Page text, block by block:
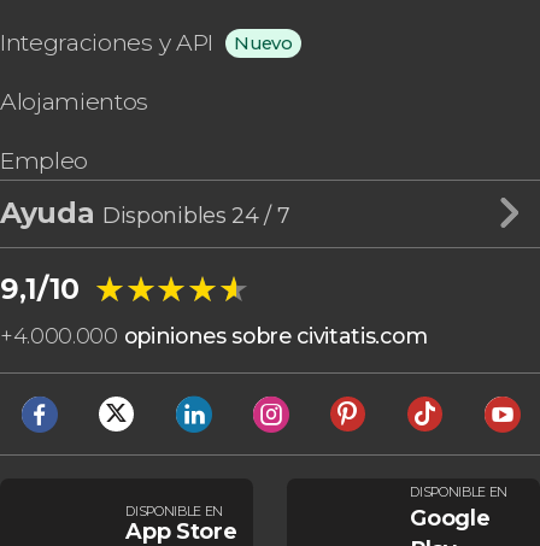
Integraciones y API Nuevo
Alojamientos
Empleo
Ayuda Disponibles 24 / 7
9,1/10 ★★★★★
★★★★★
+4.000.000 opiniones sobre civitatis.com
DISPONIBLE EN
App Store
DISPONIBLE EN
Google